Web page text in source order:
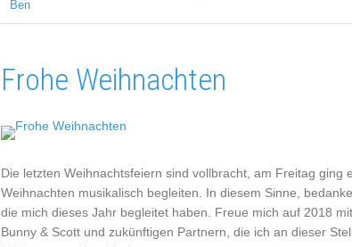
Ben
Frohe Weihnachten
Die letzten Weihnachtsfeiern sind vollbracht, am Freitag
Weihnachten musikalisch begleiten. In diesem Sinne,
die mich dieses Jahr begleitet haben. Freue mich auf 2018
Bunny & Scott und zukünftigen Partnern, die ich an dieser